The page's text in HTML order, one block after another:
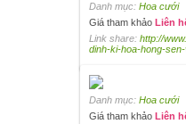
Danh mục: Hoa cưới
Giá tham khảo Liên
Link share: http://
dinh-ki-hoa-hong-
Danh mục: Hoa cưới
Giá tham khảo Liên